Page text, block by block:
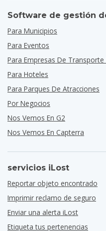
Software de gestión
Para Municipios
Para Eventos
Para Empresas De Transporte
Para Hoteles
Para Parques De Atracciones
Por Negocios
Nos Vemos En G2
Nos Vemos En Capterra
servicios iLost
Reportar objeto encontrado
Imprimir reclamo de seguro
Enviar una alerta iLost
Etiqueta tus pertenencias